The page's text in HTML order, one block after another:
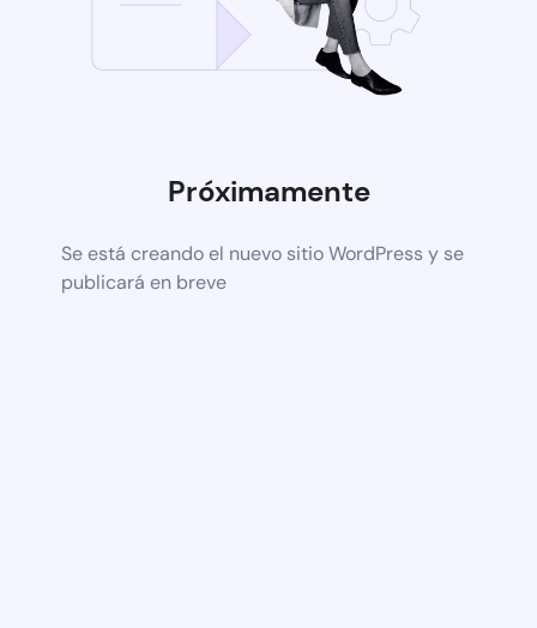
Próximamente
Se está creando el nuevo sitio WordPress y se
publicará en breve